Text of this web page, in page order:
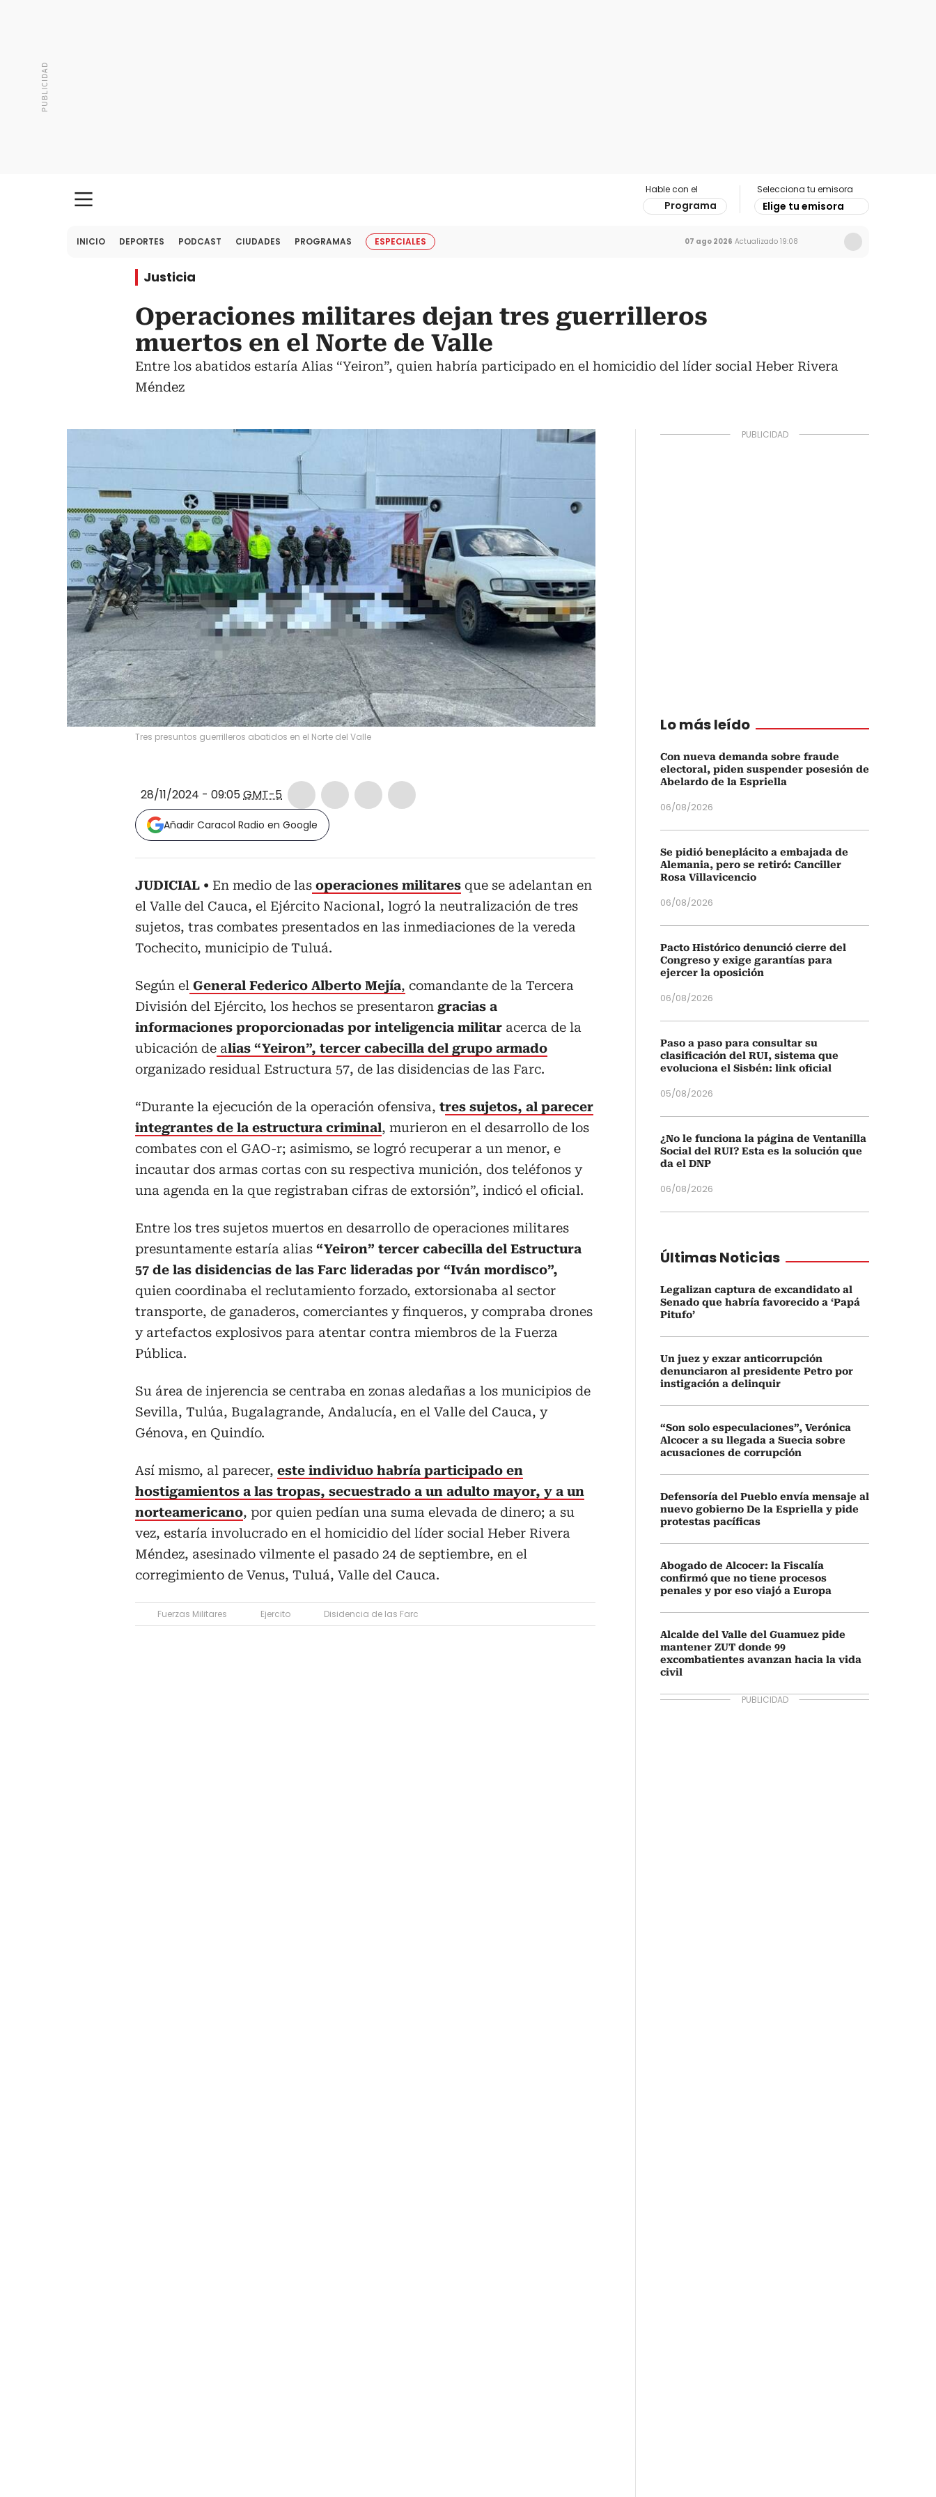
Hable con el
Programa
Selecciona tu emisora
Elige tu emisora
INICIO DEPORTES PODCAST CIUDADES PROGRAMAS ESPECIALES 07 ago 2026 Actualizado 19:08
Justicia
Operaciones militares dejan tres guerrilleros
muertos en el Norte de Valle
Entre los abatidos estaría Alias “Yeiron”, quien habría participado en el homicidio del líder social Heber Rivera
Méndez
Tres presuntos guerrilleros abatidos en el Norte del Valle
28/11/2024 - 09:05GMT-5
Añadir Caracol Radio en Google
JUDICIAL En medio de las operaciones militares que se adelantan en
el Valle del Cauca, el Ejército Nacional, logró la neutralización de tres
sujetos, tras combates presentados en las inmediaciones de la vereda
Tochecito, municipio de Tuluá.
Según el General Federico Alberto Mejía, comandante de la Tercera
División del Ejército, los hechos se presentaron gracias a
informaciones proporcionadas por inteligencia militar acerca de la
ubicación de alias “Yeiron”, tercer cabecilla del grupo armado
organizado residual Estructura 57, de las disidencias de las Farc.
“Durante la ejecución de la operación ofensiva, tres sujetos, al parecer
integrantes de la estructura criminal, murieron en el desarrollo de los
combates con el GAO-r; asimismo, se logró recuperar a un menor, e
incautar dos armas cortas con su respectiva munición, dos teléfonos y
una agenda en la que registraban cifras de extorsión”, indicó el oficial.
Entre los tres sujetos muertos en desarrollo de operaciones militares
presuntamente estaría alias “Yeiron” tercer cabecilla del Estructura
57 de las disidencias de las Farc lideradas por “Iván mordisco”,
quien coordinaba el reclutamiento forzado, extorsionaba al sector
transporte, de ganaderos, comerciantes y finqueros, y compraba drones
y artefactos explosivos para atentar contra miembros de la Fuerza
Pública.
Su área de injerencia se centraba en zonas aledañas a los municipios de
Sevilla, Tulúa, Bugalagrande, Andalucía, en el Valle del Cauca, y
Génova, en Quindío.
Así mismo, al parecer, este individuo habría participado en
hostigamientos a las tropas, secuestrado a un adulto mayor, y a un
norteamericano, por quien pedían una suma elevada de dinero; a su
vez, estaría involucrado en el homicidio del líder social Heber Rivera
Méndez, asesinado vilmente el pasado 24 de septiembre, en el
corregimiento de Venus, Tuluá, Valle del Cauca.
Fuerzas Militares Ejercito Disidencia de las Farc
Lo más leído
Con nueva demanda sobre fraude
electoral, piden suspender posesión de
Abelardo de la Espriella
06/08/2026
Se pidió beneplácito a embajada de
Alemania, pero se retiró: Canciller
Rosa Villavicencio
06/08/2026
Pacto Histórico denunció cierre del
Congreso y exige garantías para
ejercer la oposición
06/08/2026
Paso a paso para consultar su
clasificación del RUI, sistema que
evoluciona el Sisbén: link oficial
05/08/2026
¿No le funciona la página de Ventanilla
Social del RUI? Esta es la solución que
da el DNP
06/08/2026
Últimas Noticias
Legalizan captura de excandidato al
Senado que habría favorecido a ‘Papá
Pitufo’
Un juez y exzar anticorrupción
denunciaron al presidente Petro por
instigación a delinquir
“Son solo especulaciones”, Verónica
Alcocer a su llegada a Suecia sobre
acusaciones de corrupción
Defensoría del Pueblo envía mensaje al
nuevo gobierno De la Espriella y pide
protestas pacíficas
Abogado de Alcocer: la Fiscalía
confirmó que no tiene procesos
penales y por eso viajó a Europa
Alcalde del Valle del Guamuez pide
mantener ZUT donde 99
excombatientes avanzan hacia la vida
civil